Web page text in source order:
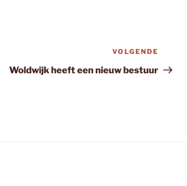
bericht
VOLGENDE
Woldwijk heeft een nieuw bestuur